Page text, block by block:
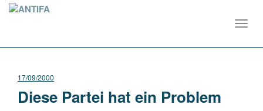
17/09/2000
Diese Partei hat ein Problem